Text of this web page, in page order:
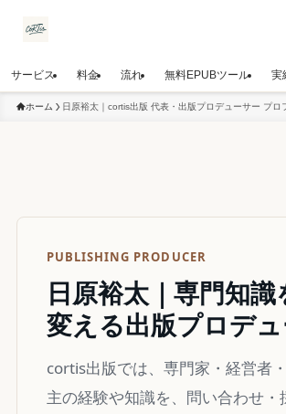
サービス 料金 流れ 無料EPUBツール 実
ホーム 日原裕太｜cortis出版 代表・出版プロデューサー プロ
PUBLISHING PRODUCER
日原裕太｜専門知識
変える出版プロデ
cortis出版では、専門家・経営者
主の経験や知識を、問い合わせ・